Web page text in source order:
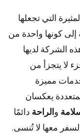
التي تجعلها
إلى كونها واحدة من
الشركة لديها
لا يتجزأ من
مميزة
يعكسان
و الراحة دائمًا
معها لا تُنسى.